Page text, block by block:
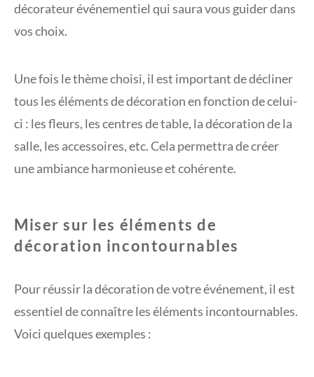
décorateur événementiel qui saura vous guider dans
vos choix.
Une fois le thème choisi, il est important de décliner
tous les éléments de décoration en fonction de celui-
ci : les fleurs, les centres de table, la décoration de la
salle, les accessoires, etc. Cela permettra de créer
une ambiance harmonieuse et cohérente.
Miser sur les éléments de
décoration incontournables
Pour réussir la décoration de votre événement, il est
essentiel de connaître les éléments incontournables.
Voici quelques exemples :